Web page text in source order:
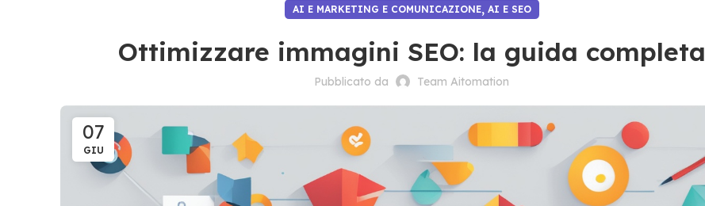
AI E MARKETING E COMUNICAZIONE, AI E SEO
Ottimizzare immagini SEO: la guida completa
Pubblicato da Team Aitomation
07
GIU